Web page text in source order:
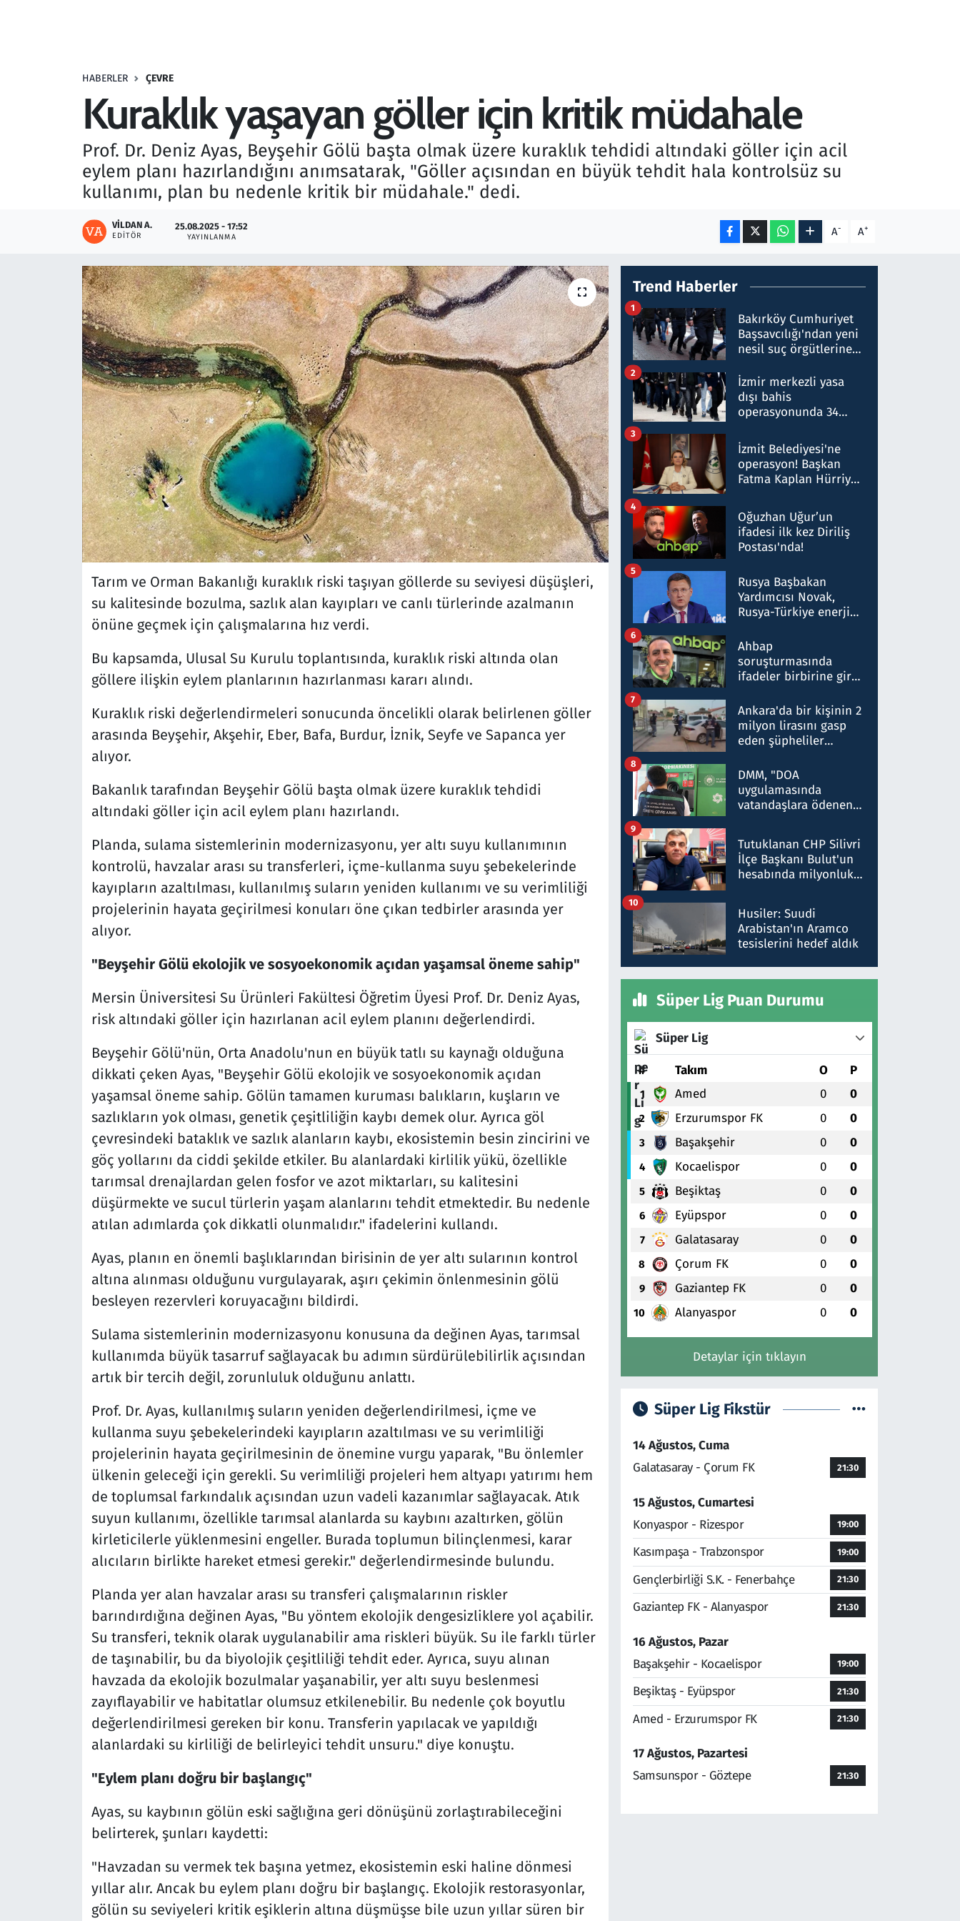
HABERLER ÇEVRE
Kuraklık yaşayan göller için kritik müdahale
Prof. Dr. Deniz Ayas, Beyşehir Gölü başta olmak üzere kuraklık tehdidi altındaki göller için acil
eylem planı hazırlandığını anımsatarak, "Göller açısından en büyük tehdit hala kontrolsüz su
kullanımı, plan bu nedenle kritik bir müdahale." dedi.
VILDAN A.
EDITÖR
25.08.2025 - 17:52
YAYINLANMA A- A+
Tarım ve Orman Bakanlığı kuraklık riski taşıyan göllerde su seviyesi düşüşleri,
su kalitesinde bozulma, sazlık alan kayıpları ve canlı türlerinde azalmanın
önüne geçmek için çalışmalarına hız verdi.
Bu kapsamda, Ulusal Su Kurulu toplantısında, kuraklık riski altında olan
göllere ilişkin eylem planlarının hazırlanması kararı alındı.
Kuraklık riski değerlendirmeleri sonucunda öncelikli olarak belirlenen göller
arasında Beyşehir, Akşehir, Eber, Bafa, Burdur, İznik, Seyfe ve Sapanca yer
alıyor.
Bakanlık tarafından Beyşehir Gölü başta olmak üzere kuraklık tehdidi
altındaki göller için acil eylem planı hazırlandı.
Planda, sulama sistemlerinin modernizasyonu, yer altı suyu kullanımının
kontrolü, havzalar arası su transferleri, içme-kullanma suyu şebekelerinde
kayıpların azaltılması, kullanılmış suların yeniden kullanımı ve su verimliliği
projelerinin hayata geçirilmesi konuları öne çıkan tedbirler arasında yer
alıyor.
"Beyşehir Gölü ekolojik ve sosyoekonomik açıdan yaşamsal öneme sahip"
Mersin Üniversitesi Su Ürünleri Fakültesi Öğretim Üyesi Prof. Dr. Deniz Ayas,
risk altındaki göller için hazırlanan acil eylem planını değerlendirdi.
Beyşehir Gölü'nün, Orta Anadolu'nun en büyük tatlı su kaynağı olduğuna
dikkati çeken Ayas, "Beyşehir Gölü ekolojik ve sosyoekonomik açıdan
yaşamsal öneme sahip. Gölün tamamen kuruması balıkların, kuşların ve
sazlıkların yok olması, genetik çeşitliliğin kaybı demek olur. Ayrıca göl
çevresindeki bataklık ve sazlık alanların kaybı, ekosistemin besin zincirini ve
göç yollarını da ciddi şekilde etkiler. Bu alanlardaki kirlilik yükü, özellikle
tarımsal drenajlardan gelen fosfor ve azot miktarları, su kalitesini
düşürmekte ve sucul türlerin yaşam alanlarını tehdit etmektedir. Bu nedenle
atılan adımlarda çok dikkatli olunmalıdır." ifadelerini kullandı.
Ayas, planın en önemli başlıklarından birisinin de yer altı sularının kontrol
altına alınması olduğunu vurgulayarak, aşırı çekimin önlenmesinin gölü
besleyen rezervleri koruyacağını bildirdi.
Sulama sistemlerinin modernizasyonu konusuna da değinen Ayas, tarımsal
kullanımda büyük tasarruf sağlayacak bu adımın sürdürülebilirlik açısından
artık bir tercih değil, zorunluluk olduğunu anlattı.
Prof. Dr. Ayas, kullanılmış suların yeniden değerlendirilmesi, içme ve
kullanma suyu şebekelerindeki kayıpların azaltılması ve su verimliliği
projelerinin hayata geçirilmesinin de önemine vurgu yaparak, "Bu önlemler
ülkenin geleceği için gerekli. Su verimliliği projeleri hem altyapı yatırımı hem
de toplumsal farkındalık açısından uzun vadeli kazanımlar sağlayacak. Atık
suyun kullanımı, özellikle tarımsal alanlarda su kaybını azaltırken, gölün
kirleticilerle yüklenmesini engeller. Burada toplumun bilinçlenmesi, karar
alıcıların birlikte hareket etmesi gerekir." değerlendirmesinde bulundu.
Planda yer alan havzalar arası su transferi çalışmalarının riskler
barındırdığına değinen Ayas, "Bu yöntem ekolojik dengesizliklere yol açabilir.
Su transferi, teknik olarak uygulanabilir ama riskleri büyük. Su ile farklı türler
de taşınabilir, bu da biyolojik çeşitliliği tehdit eder. Ayrıca, suyu alınan
havzada da ekolojik bozulmalar yaşanabilir, yer altı suyu beslenmesi
zayıflayabilir ve habitatlar olumsuz etkilenebilir. Bu nedenle çok boyutlu
değerlendirilmesi gereken bir konu. Transferin yapılacak ve yapıldığı
alanlardaki su kirliliği de belirleyici tehdit unsuru." diye konuştu.
"Eylem planı doğru bir başlangıç"
Ayas, su kaybının gölün eski sağlığına geri dönüşünü zorlaştırabileceğini
belirterek, şunları kaydetti:
"Havzadan su vermek tek başına yetmez, ekosistemin eski haline dönmesi
yıllar alır. Ancak bu eylem planı doğru bir başlangıç. Ekolojik restorasyonlar,
gölün su seviyeleri kritik eşiklerin altına düşmüşse bile uzun yıllar süren bir
Trend Haberler
Bakırköy Cumhuriyet
Başsavcılığı'ndan yeni
nesil suç örgütlerine
hakkında gözaltı kararı
1
İzmir merkezli yasa
dışı bahis
operasyonunda 34
Milyar liralık para
trafiği tespit edildi
2
İzmit Belediyesi'ne
operasyon! Başkan
Fatma Kaplan Hürriyet
3
Oğuzhan Uğur’un
ifadesi ilk kez Diriliş
Postası'nda!
4
Rusya Başbakan
Yardımcısı Novak,
Rusya-Türkiye enerji
nitelikte olduğunu
belirtti
5
Ahbap
soruşturmasında
ifadeler birbirine girdi:
ifadelerinden ortaya
çıkan tablo şok etti
6
Ankara'da bir kişinin 2
milyon lirasını gasp
eden şüpheliler
7
DMM, "DOA
uygulamasında
vatandaşlara ödenen
düşürüldüğü" iddiasını
yalanladı
8
Tutuklanan CHP Silivri
İlçe Başkanı Bulut'un
hesabında milyonluk
talimat verdi, ben
gönderdim
9
Husiler: Suudi
Arabistan'ın Aramco
tesislerini hedef aldık
10
Süper Lig Puan Durumu
Süper Lig
# Takım O P
1 Amed 0 0
2 Erzurumspor FK 0 0
3 Başakşehir 0 0
4 Kocaelispor 0 0
5 Beşiktaş 0 0
6 Eyüpspor 0 0
7 Galatasaray 0 0
8 Çorum FK 0 0
9 Gaziantep FK 0 0
10 Alanyaspor 0 0
Detaylar için tıklayın
Süper Lig Fikstür
14 Ağustos, Cuma
Galatasaray - Çorum FK
21:30
15 Ağustos, Cumartesi
Konyaspor - Rizespor
19:00
Kasımpaşa - Trabzonspor 19:00
Gençlerbirliği S.K. - Fenerbahçe 21:30
Gaziantep FK - Alanyaspor 21:30
16 Ağustos, Pazar
Başakşehir - Kocaelispor
19:00
Beşiktaş - Eyüpspor 21:30
Amed - Erzurumspor FK 21:30
17 Ağustos, Pazartesi
Samsunspor - Göztepe
21:30
Savunma Sanayi
Seçim 2023
Televizyon